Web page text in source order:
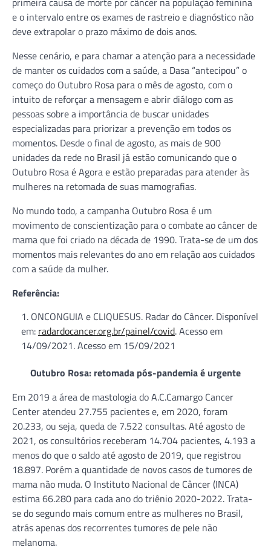
e o intervalo entre os exames de rastreio e diagnóstico não
deve extrapolar o prazo máximo de dois anos.
Nesse cenário, e para chamar a atenção para a necessidade
de manter os cuidados com a saúde, a Dasa “antecipou” o
começo do Outubro Rosa para o mês de agosto, com o
intuito de reforçar a mensagem e abrir diálogo com as
pessoas sobre a importância de buscar unidades
especializadas para priorizar a prevenção em todos os
momentos. Desde o final de agosto, as mais de 900
unidades da rede no Brasil já estão comunicando que o
Outubro Rosa é Agora e estão preparadas para atender às
mulheres na retomada de suas mamografias.
No mundo todo, a campanha Outubro Rosa é um
movimento de conscientização para o combate ao câncer de
mama que foi criado na década de 1990. Trata-se de um dos
momentos mais relevantes do ano em relação aos cuidados
com a saúde da mulher.
Referência:
ONCONGUIA e CLIQUESUS. Radar do Câncer. Disponível
em: radardocancer.org.br/painel/covid. Acesso em
14/09/2021. Acesso em 15/09/2021
Outubro Rosa: retomada pós-pandemia é urgente
Em 2019 a área de mastologia do A.C.Camargo Cancer
Center atendeu 27.755 pacientes e, em 2020, foram
20.233, ou seja, queda de 7.522 consultas. Até agosto de
2021, os consultórios receberam 14.704 pacientes, 4.193 a
menos do que o saldo até agosto de 2019, que registrou
18.897. Porém a quantidade de novos casos de tumores de
mama não muda. O Instituto Nacional de Câncer (INCA)
estima 66.280 para cada ano do triênio 2020-2022. Trata-
se do segundo mais comum entre as mulheres no Brasil,
atrás apenas dos recorrentes tumores de pele não
melanoma.